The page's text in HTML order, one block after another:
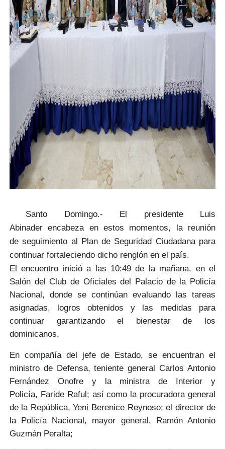
Santo Domingo.-
El presidente Luis
Abinaderencabeza en estos momentos, la reunión
de seguimiento al Plan de Seguridad Ciudadanapara
continuar fortaleciendo dicho renglón en el país.
El encuentro inició a las 10:49 de la mañana, en el
Salón del Club de Oficiales del Palacio de la Policía
Nacional, donde se continúan evaluando lastareas
asignadas, logros obtenidos y las medidas para
continuar garantizando el bienestarde los
dominicanos.
En compañía del jefe de Estado, se encuentran el
ministro de Defensa, teniente generalCarlos Antonio
Fernández Onofrey la ministra de Interior y
Policía, Faride Raful; así como la procuradora general
de la República,Yeni Berenice Reynoso; el director de
la Policía Nacional, mayor general, Ramón Antonio
Guzmán Peralta;